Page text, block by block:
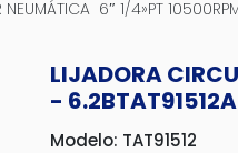
NEUMÁTICA 6″ 1/4»PT
LIJADORA
-
Modelo: TAT91512